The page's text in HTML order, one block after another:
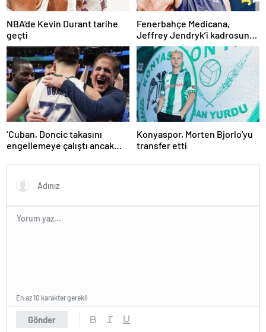
NBA'de Kevin Durant tarihe
geçti
Fenerbahçe Medicana,
Jeffrey Jendryk’i kadrosuna
kattı
‘Cuban, Doncic takasını
engellemeye çalıştı ancak
Haberleri
Konyaspor, Morten Bjorlo'yu
transfer etti
Gönder
En az 10 karakter gerekli